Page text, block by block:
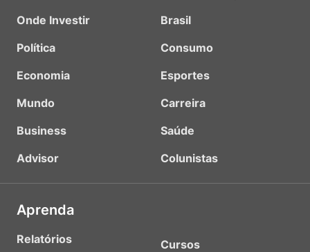
Onde Investir
Política
Economia
Mundo
Business
Advisor
Brasil
Consumo
Esportes
Carreira
Saúde
Colunistas
Aprenda
Relatórios
Cursos